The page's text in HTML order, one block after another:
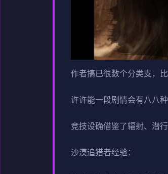
作者搞已很数个分类支，
许许能一段剧情会有八八
竞技设确借鉴了辐射、潜
沙漠追猎者经验：